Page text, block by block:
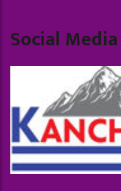
Social Media